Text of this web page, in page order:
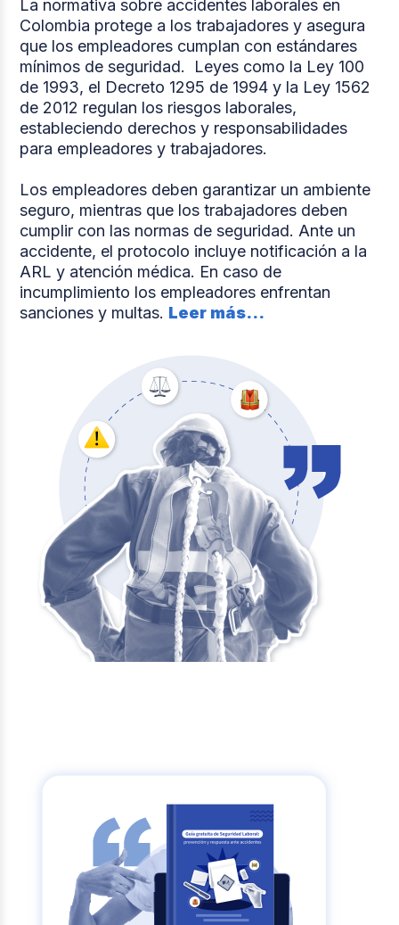
La normativa sobre accidentes laborales en
Colombia protege a los trabajadores y asegura
que los empleadores cumplan con estándares
mínimos de seguridad. Leyes como la Ley 100
de 1993, el Decreto 1295 de 1994 y la Ley 1562
de 2012 regulan los riesgos laborales,
estableciendo derechos y responsabilidades
para empleadores y trabajadores.
Los empleadores deben garantizar un ambiente
seguro, mientras que los trabajadores deben
cumplir con las normas de seguridad. Ante un
accidente, el protocolo incluye notificación a la
ARL y atención médica. En caso de
incumplimiento los empleadores enfrentan
sanciones y multas. Leer más...